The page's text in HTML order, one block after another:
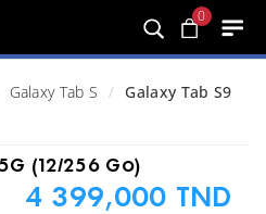
0
Galaxy Tab S
Galaxy Tab S9
(12/256 Go)
4 399,000 TND